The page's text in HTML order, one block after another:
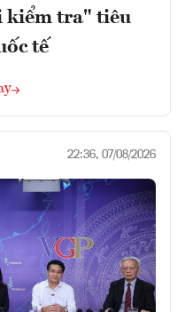
kiểm tra" tiêu
tế
22:36, 07/08/2026